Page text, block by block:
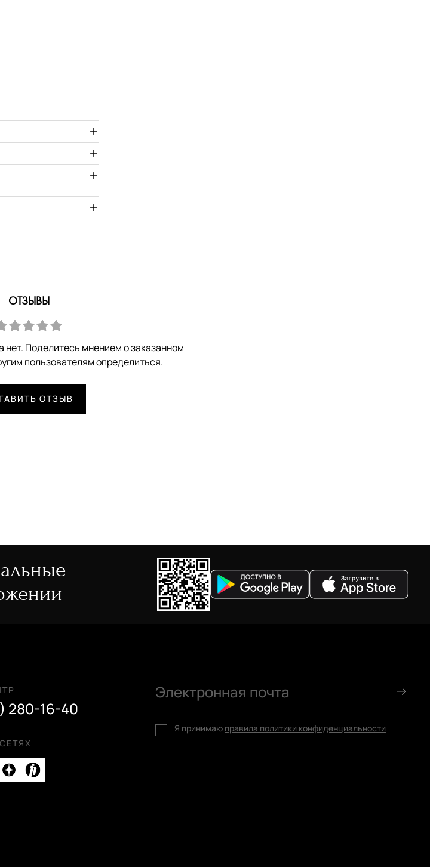
ОТЗЫВЫ
нет. Поделитесь мнением о заказанном
пользователям определиться.
ОТЗЫВ
280-16-40
Я принимаю правила политики конфиденциальности